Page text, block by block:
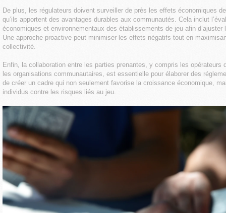
De plus, les régulateurs doivent surveiller de près les effets économiques
qu’ils apportent des avantages durables aux communautés. Cela inclut
économiques et environnementaux des établissements de jeu afin
Une approche proactive peut minimiser les effets négatifs tout en
collectivité.
Enfin, la collaboration entre les parties prenantes, y compris les opérateurs
les organisations communautaires, est essentielle pour élaborer des
de créer un cadre qui non seulement favorise la croissance économique,
individus contre les risques liés au jeu.